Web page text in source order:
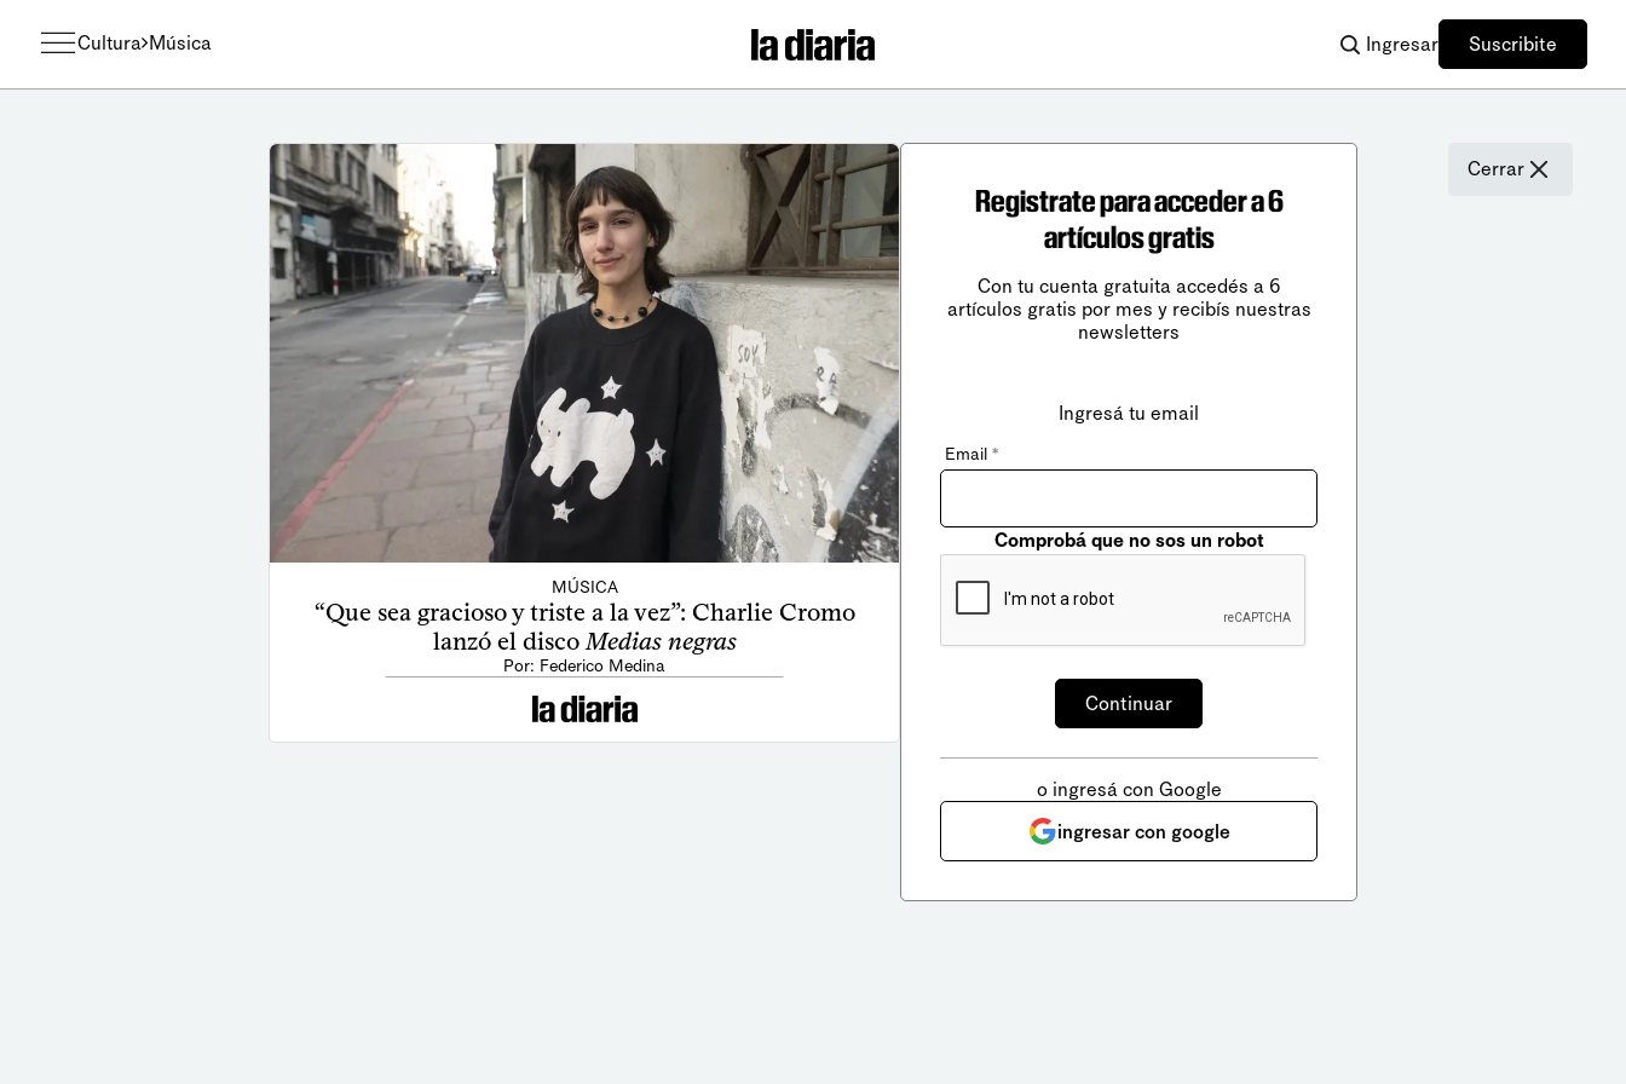
Cultura Música Ingresar Suscribite
MÚSICA
“Que sea gracioso y triste a la vez”: Charlie Cromo
lanzó el discoMedias negras
Por: Federico Medina
Cerrar
Registrate para acceder a 6
artículos gratis
Con tu cuenta gratuita accedés a 6
artículos gratis por mes y recibís nuestras
newsletters
Ingresá tu email
Email *
Comprobá que no sos un robot
o ingresá con Google
ingresar con google